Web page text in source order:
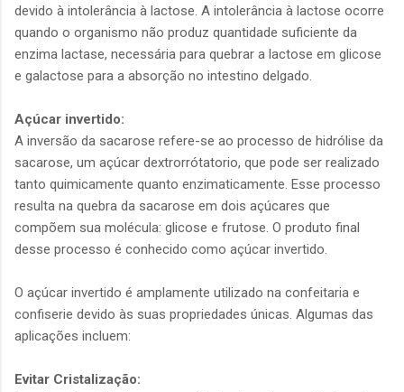
devido à intolerância à lactose. A intolerância à lactose ocorre
quando o organismo não produz quantidade suficiente da
enzima lactase, necessária para quebrar a lactose em glicose
e galactose para a absorção no intestino delgado.
Açúcar invertido:
A inversão da sacarose refere-se ao processo de hidrólise da
sacarose, um açúcar dextrorrótatorio, que pode ser realizado
tanto quimicamente quanto enzimaticamente. Esse processo
resulta na quebra da sacarose em dois açúcares que
compõem sua molécula: glicose e frutose. O produto final
desse processo é conhecido como açúcar invertido.
O açúcar invertido é amplamente utilizado na confeitaria e
confiserie devido às suas propriedades únicas. Algumas das
aplicações incluem:
Evitar Cristalização: